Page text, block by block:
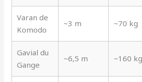
Varan de
Komodo
~3 m ~70 kg
Gavial du
Gange
~6,5 m ~160 kg